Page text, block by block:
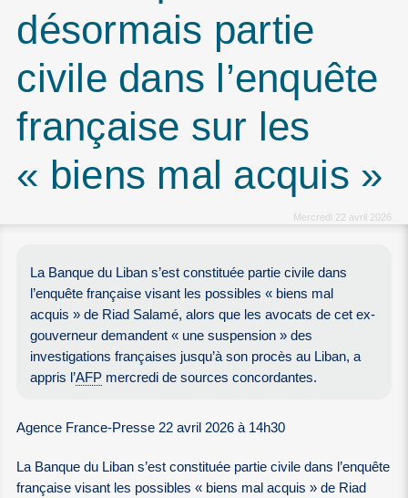
désormais partie
civile dans l’enquête
française sur les
« biens mal acquis »
Mercredi 22 avril 2026
La Banque du Liban s’est constituée partie civile dans
l’enquête française visant les possibles « biens mal
acquis » de Riad Salamé, alors que les avocats de cet ex-
gouverneur demandent « une suspension » des
investigations françaises jusqu’à son procès au Liban, a
appris l’AFP mercredi de sources concordantes.
Agence France-Presse 22 avril 2026 à 14h30
La Banque du Liban s’est constituée partie civile dans l’enquête
française visant les possibles « biens mal acquis » de Riad